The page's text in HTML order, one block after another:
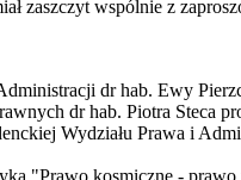
zaszczyt wspólnie z
dr hab. Ewy
dr hab. Piotra Steca
Wydziału Prawa i
"Prawo kosmiczne -